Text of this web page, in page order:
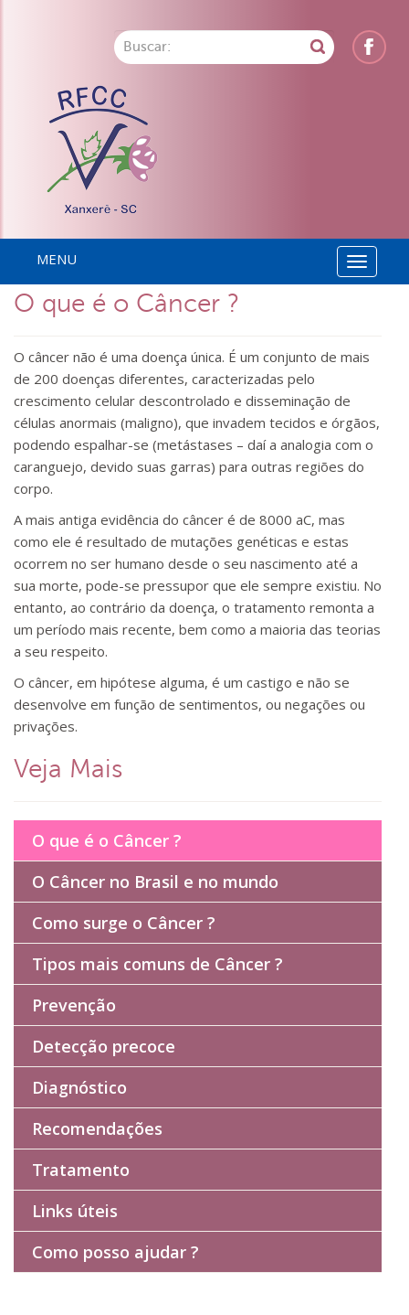
MENU
Toggle
O que é o Câncer ?
O câncer não é uma doença única. É um conjunto de mais
de 200 doenças diferentes, caracterizadas pelo
crescimento celular descontrolado e disseminação de
células anormais (maligno), que invadem tecidos e órgãos,
podendo espalhar-se (metástases – daí a analogia com o
caranguejo, devido suas garras) para outras regiões do
corpo.
A mais antiga evidência do câncer é de 8000 aC, mas
como ele é resultado de mutações genéticas e estas
ocorrem no ser humano desde o seu nascimento até a
sua morte, pode-se pressupor que ele sempre existiu. No
entanto, ao contrário da doença, o tratamento remonta a
um período mais recente, bem como a maioria das teorias
a seu respeito.
O câncer, em hipótese alguma, é um castigo e não se
desenvolve em função de sentimentos, ou negações ou
privações.
Veja Mais
O que é o Câncer ?
O Câncer no Brasil e no mundo
Como surge o Câncer ?
Tipos mais comuns de Câncer ?
Prevenção
Detecção precoce
Diagnóstico
Recomendações
Tratamento
Links úteis
Como posso ajudar ?